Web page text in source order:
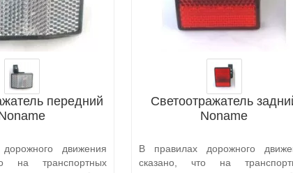
передний
движения
на транспортных
Светоотражатель
Noname
В правилах дорожного
сказано, что на